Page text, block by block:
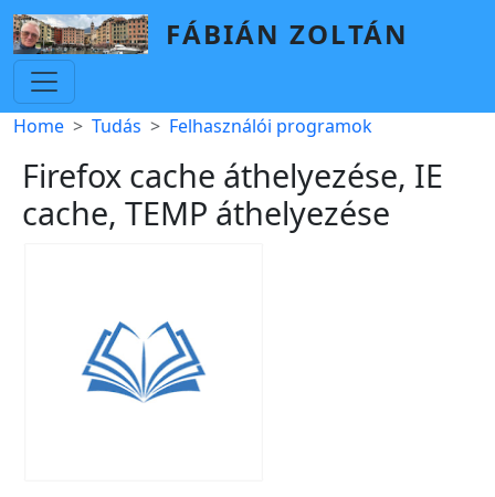
Skip to main content
FÁBIÁN ZOLTÁN
Breadcrumb
Home Tudás Felhasználói programok
Firefox cache áthelyezése, IE
cache, TEMP áthelyezése